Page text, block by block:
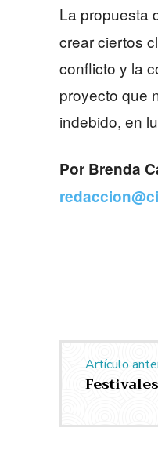
La propuesta
crear ciertos
conflicto y la
proyecto que
indebido, en
Por Brenda
Artículo